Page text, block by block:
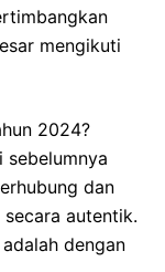
mengikuti
2024?
sebelumnya
dan
autentik.
dengan